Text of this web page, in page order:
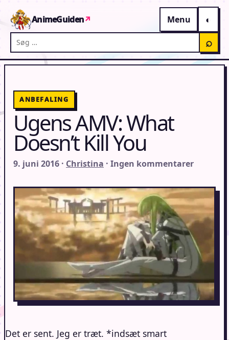
AnimeGuiden↗
Menu
Søg på AnimeGuiden
⌕
ANBEFALING
Ugens AMV: What
Doesn’t Kill You
9. juni 2016 · Christina · Ingen kommentarer
Det er sent. Jeg er træt. *indsæt smart